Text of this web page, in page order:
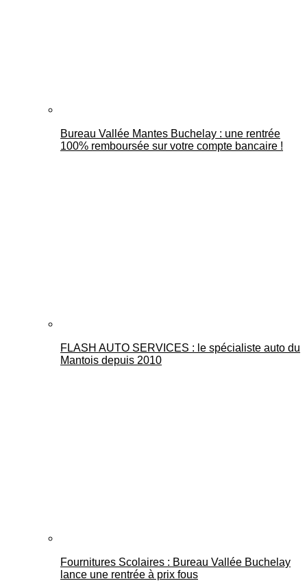
Bureau Vallée Mantes Buchelay : une rentrée
100% remboursée sur votre compte bancaire !
FLASH AUTO SERVICES : le spécialiste auto du
Mantois depuis 2010
Fournitures Scolaires : Bureau Vallée Buchelay
lance une rentrée à prix fous